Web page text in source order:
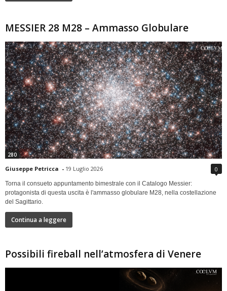
MESSIER 28 M28 – Ammasso Globulare
280
Giuseppe Petricca - 19 Luglio 2026 0
Torna il consueto appuntamento bimestrale con il Catalogo Messier:
protagonista di questa uscita è l'ammasso globulare M28, nella costellazione
del Sagittario.
Continua a leggere
Possibili fireball nell’atmosfera di Venere